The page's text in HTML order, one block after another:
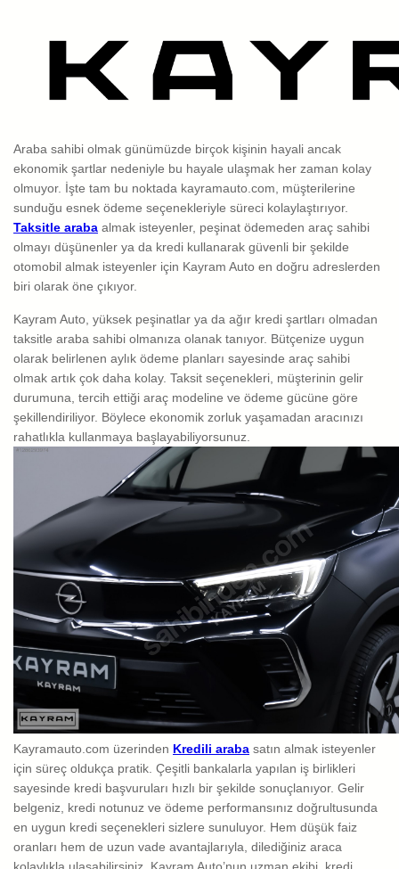
Araba sahibi olmak günümüzde birçok kişinin hayali ancak
ekonomik şartlar nedeniyle bu hayale ulaşmak her zaman kolay
olmuyor. İşte tam bu noktada kayramauto.com, müşterilerine
sunduğu esnek ödeme seçenekleriyle süreci kolaylaştırıyor.
Taksitle araba almak isteyenler, peşinat ödemeden araç sahibi
olmayı düşünenler ya da kredi kullanarak güvenli bir şekilde
otomobil almak isteyenler için Kayram Auto en doğru adreslerden
biri olarak öne çıkıyor.
Kayram Auto, yüksek peşinatlar ya da ağır kredi şartları olmadan
taksitle araba sahibi olmanıza olanak tanıyor. Bütçenize uygun
olarak belirlenen aylık ödeme planları sayesinde araç sahibi
olmak artık çok daha kolay. Taksit seçenekleri, müşterinin gelir
durumuna, tercih ettiği araç modeline ve ödeme gücüne göre
şekillendiriliyor. Böylece ekonomik zorluk yaşamadan aracınızı
rahatlıkla kullanmaya başlayabiliyorsunuz.
Kayramauto.com üzerinden Kredili araba satın almak isteyenler
için süreç oldukça pratik. Çeşitli bankalarla yapılan iş birlikleri
sayesinde kredi başvuruları hızlı bir şekilde sonuçlanıyor. Gelir
belgeniz, kredi notunuz ve ödeme performansınız doğrultusunda
en uygun kredi seçenekleri sizlere sunuluyor. Hem düşük faiz
oranları hem de uzun vade avantajlarıyla, dilediğiniz araca
kolaylıkla ulaşabilirsiniz. Kayram Auto’nun uzman ekibi, kredi